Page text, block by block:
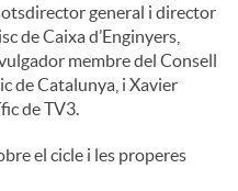
general i director
de Caixa d’Enginyers,
membre del Consell
de Catalunya, i Xavier
de TV3.
el cicle i les properes